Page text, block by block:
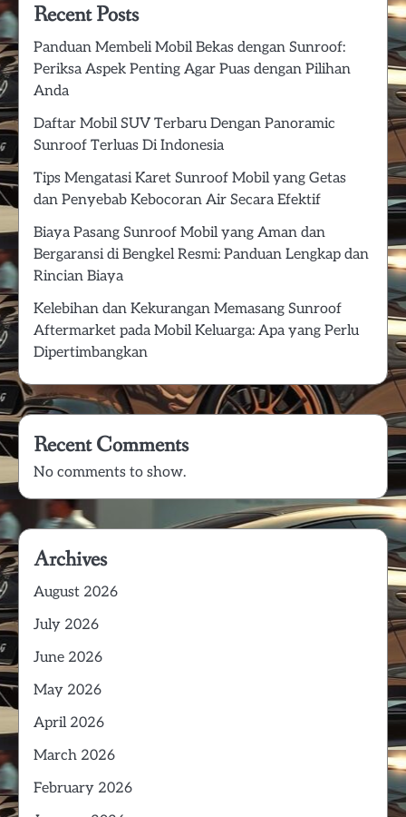
Recent Posts
Panduan Membeli Mobil Bekas dengan Sunroof:
Periksa Aspek Penting Agar Puas dengan Pilihan
Anda
Daftar Mobil SUV Terbaru Dengan Panoramic
Sunroof Terluas Di Indonesia
Tips Mengatasi Karet Sunroof Mobil yang Getas
dan Penyebab Kebocoran Air Secara Efektif
Biaya Pasang Sunroof Mobil yang Aman dan
Bergaransi di Bengkel Resmi: Panduan Lengkap dan
Rincian Biaya
Kelebihan dan Kekurangan Memasang Sunroof
Aftermarket pada Mobil Keluarga: Apa yang Perlu
Dipertimbangkan
Recent Comments
No comments to show.
Archives
August 2026
July 2026
June 2026
May 2026
April 2026
March 2026
February 2026